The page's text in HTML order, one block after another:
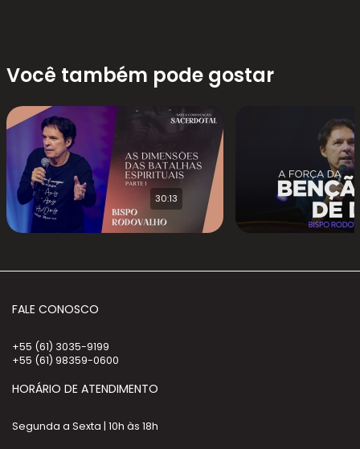
Você também pode gostar
30:13
FALE CONOSCO
+55 (61) 3035-9199
+55 (61) 98359-0600
HORÁRIO DE ATENDIMENTO
Segunda a Sexta | 10h às 18h